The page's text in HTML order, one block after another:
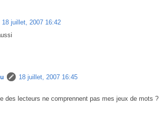
18 juillet, 2007 16:42
18 juillet, 2007 16:45
des lecteurs ne comprennent pas mes jeux de mots ?